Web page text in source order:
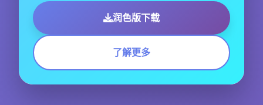
润色版下载
了解更多